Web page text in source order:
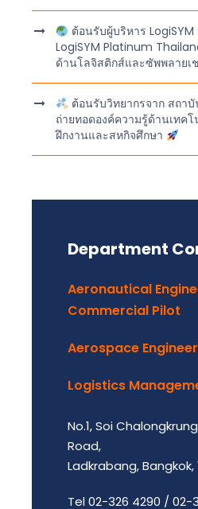
ต้อนรับผู้บริหาร
LogiSYM Platinum
ด้านโลจิสติกส์และซัพพลายเ
ต้อนรับวิทยากรจาก สถา
ถ่ายทอดองค์ความรู้ด้านเทค
ฝึกงานและสหกิจศึกษา
Department
Aeronautical
Commercial Pilot
Aerospace
Logistics
No.1, Soi
Road,
Ladkrabang, Bangkok,
Tel 02-326 4290 / 02-